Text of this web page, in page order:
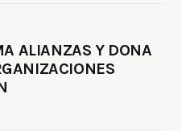
ALIANZAS Y DONA